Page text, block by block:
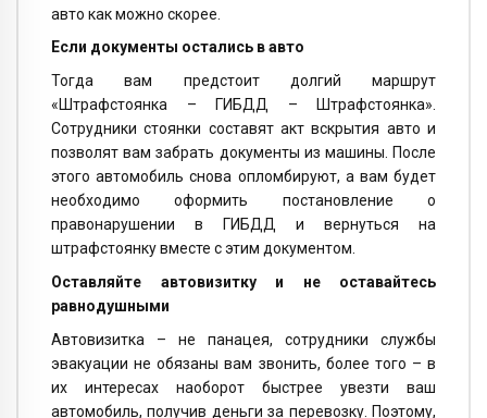
авто как можно скорее.
Если документы остались в авто
Тогда вам предстоит долгий маршрут
«Штрафстоянка – ГИБДД – Штрафстоянка».
Сотрудники стоянки составят акт вскрытия авто и
позволят вам забрать документы из машины. После
этого автомобиль снова опломбируют, а вам будет
необходимо оформить постановление о
правонарушении в ГИБДД и вернуться на
штрафстоянку вместе с этим документом.
Оставляйте автовизитку и не оставайтесь
равнодушными
Автовизитка – не панацея, сотрудники службы
эвакуации не обязаны вам звонить, более того – в
их интересах наоборот быстрее увезти ваш
автомобиль, получив деньги за перевозку. Поэтому,